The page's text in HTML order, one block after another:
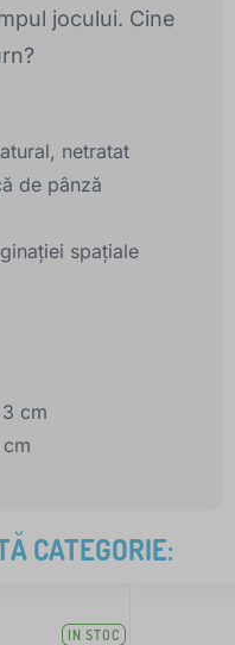
jocului. Cine
netratat
de pânză
spațiale
cm
CATEGORIE:
IN STOC